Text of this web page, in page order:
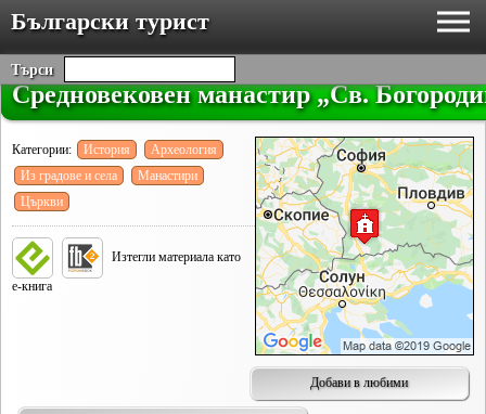
Български турист
Търси
Средновековен манастир „Св.
Добави в любими
Категории: История
Археология
Из градове и села
Манастири
Църкви
Изтегли материала като
е-книга